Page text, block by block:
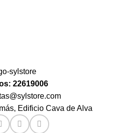
22619006
Edificio Cava de Alva